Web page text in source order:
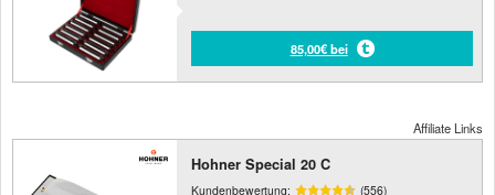
85,00€ bei
Affiliate Links
Hohner Special 20 C
Kundenbewertung: (556)